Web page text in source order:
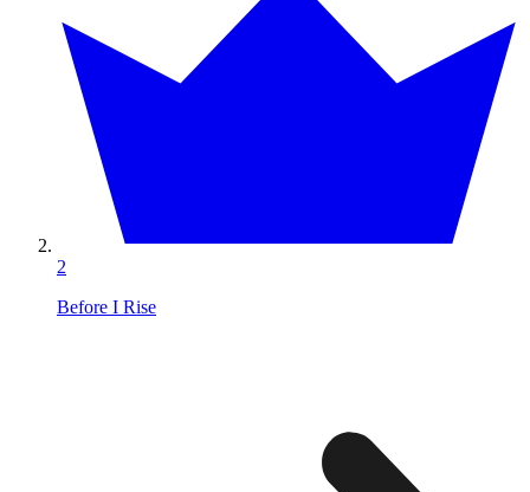
2
Before I Rise